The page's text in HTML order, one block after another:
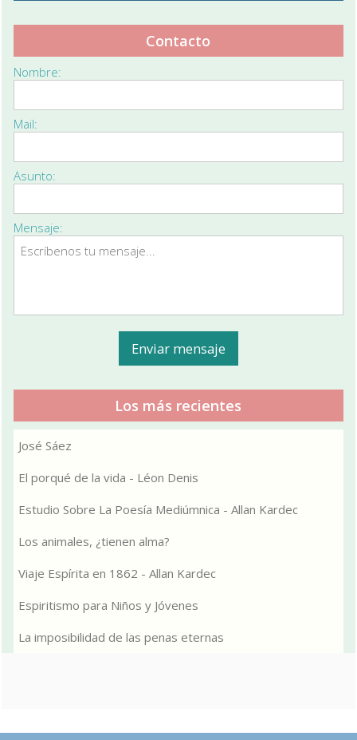
Contacto
Nombre:
Mail:
Asunto:
Mensaje:
Los más recientes
José Sáez
El porqué de la vida - Léon Denis
Estudio Sobre La Poesía Mediúmnica - Allan Kardec
Los animales, ¿tienen alma?
Viaje Espírita en 1862 - Allan Kardec
Espiritismo para Niños y Jóvenes
La imposibilidad de las penas eternas